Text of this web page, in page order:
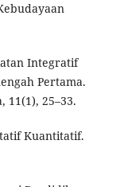
Integratif
Pertama.
11(1), 25–33.
Kuantitatif.